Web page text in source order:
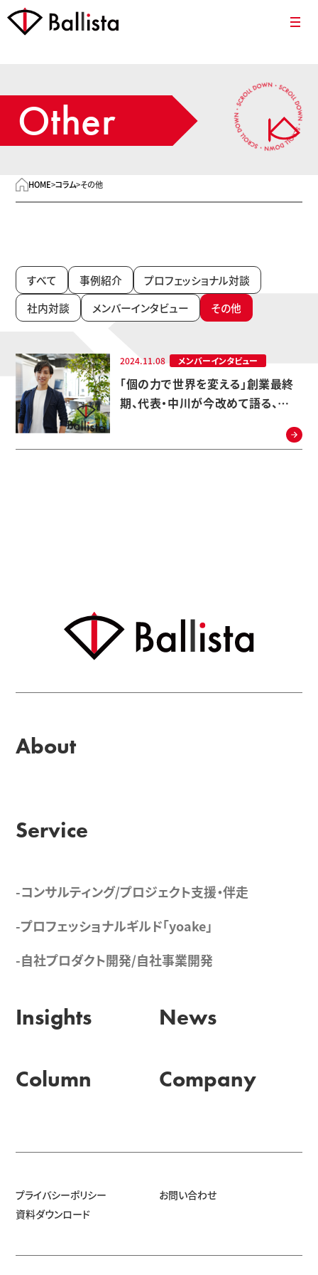
Other
HOME>コラム>その他
すべて 事例紹介
プロフェッショナル対談
社内対談
メンバーインタビュー その他
2024.11.08 メンバーインタビュー
「個の力で世界を変える」創業最終
期、代表・中川が今改めて語る、
About
Service
-コンサルティング/プロジェクト支援・伴走
-プロフェッショナルギルド「yoake」
-自社プロダクト開発/自社事業開発
Insights News
Column Company
プライバシーポリシー
お問い合わせ
資料ダウンロード